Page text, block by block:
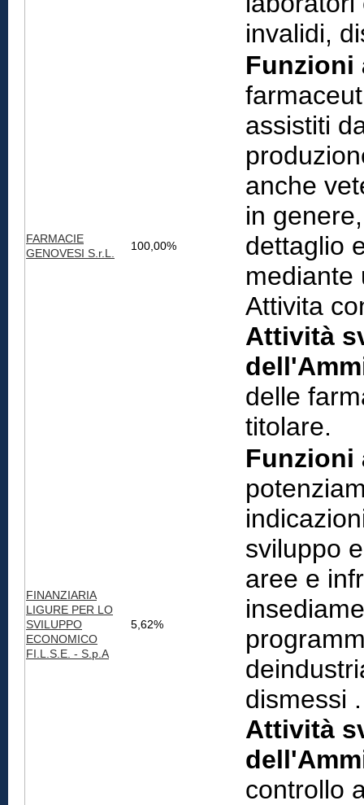
invalidi,
FARMACIE
GENOVESI S.r.L.
100,00%
assistiti
anche
in
dettaglio
mediante
Attivita
Attività
delle
titolare.
FINANZIARIA
LIGURE PER LO
SVILUPPO
ECONOMICO
FI.L.S.E. - S.p.A
5,62%
sviluppo
aree e
dismessi .
Attività
controllo